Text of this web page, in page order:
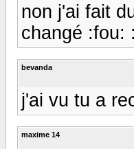
non j'ai fait
changé :fou:
bevanda
j'ai vu tu a
maxime 14